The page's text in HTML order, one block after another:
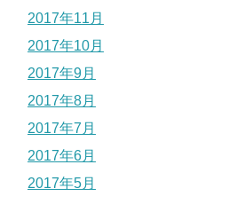
2017年11月
2017年10月
2017年9月
2017年8月
2017年7月
2017年6月
2017年5月